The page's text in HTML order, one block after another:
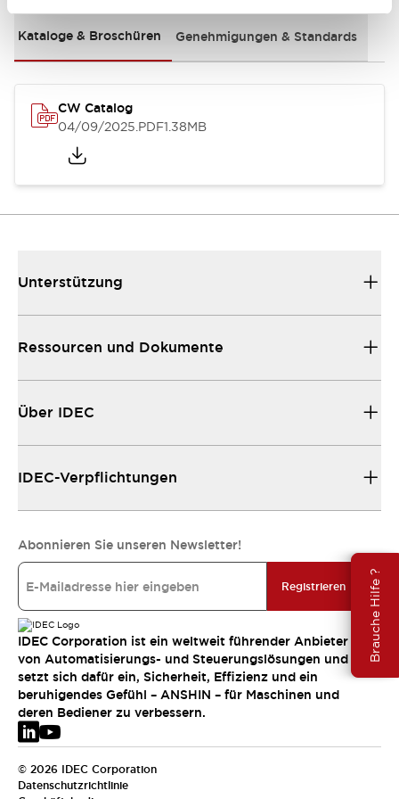
Brauche Hilfe ?
Kataloge & Broschüren Genehmigungen & Standards
CW Catalog
04/09/2025.PDF1.38MB
Unterstützung
Ressourcen und Dokumente
Über IDEC
IDEC-Verpflichtungen
Abonnieren Sie unseren Newsletter!
Registrieren
IDEC Corporation ist ein weltweit führender Anbieter
von Automatisierungs- und Steuerungslösungen und
setzt sich dafür ein, Sicherheit, Effizienz und ein
beruhigendes Gefühl – ANSHIN – für Maschinen und
deren Bediener zu verbessern.
© 2026 IDEC Corporation
Datenschutzrichtlinie